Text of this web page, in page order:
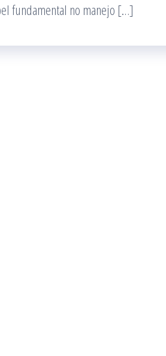
fundamental no manejo […]